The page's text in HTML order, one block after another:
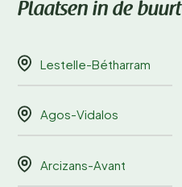
Plaatsen in de buurt
Lestelle-Bétharram
Agos-Vidalos
Arcizans-Avant